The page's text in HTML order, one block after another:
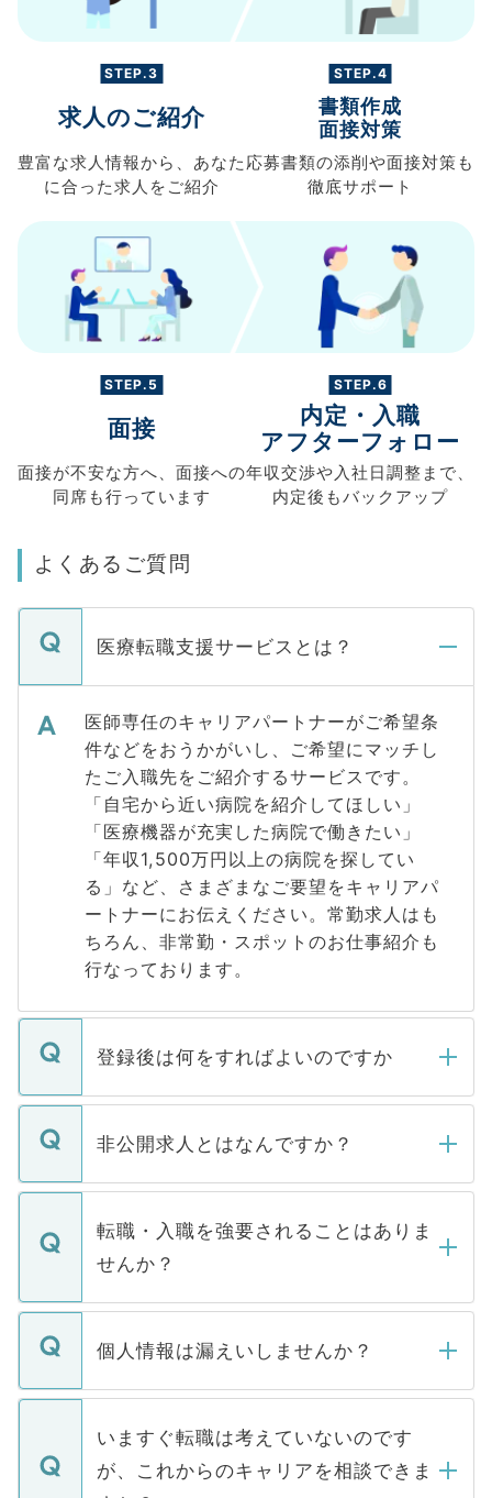
STEP.3
求人のご紹介
豊富な求人情報から、 あなた
に合った求人を ご紹介
STEP.4
書類作成
面接対策
応募書類の添削や面接対策も
徹底サポート
STEP.5
面接
面接が不安な方へ、 面接への
同席も行っています
STEP.6
内定・入職
アフターフォロー
年収交渉や入社日調整まで、
内定後もバックアップ
よくあるご質問
医療転職支援サービスとは？
医師専任のキャリアパートナーがご希望条
件などをおうかがいし、ご希望にマッチし
たご入職先をご紹介するサービスです。
「自宅から近い病院を紹介してほしい」
「医療機器が充実した病院で働きたい」
「年収1,500万円以上の病院を探してい
る」など、さまざまなご要望をキャリアパ
ートナーにお伝えください。常勤求人はも
ちろん、非常勤・スポットのお仕事紹介も
行なっております。
登録後は何をすればよいのですか
ご登録いただきましたら、弊社担当者がご
登録内容を確認し、その後メールもしくは
ます。通常、5営業日以内にはご連絡をせて
いただきますので、しばらくお待ちくださ
非公開求人とはなんですか？
マイナビDOCTORで取り扱っている求人の
うち約3割は、Webサイトからご覧いただ
けない「非公開求人」です。非公開求人は
下記の理由によって、一般には公開してい
ません。
■応募殺到を避けるため 人気のある医療機
関を公にしてしまうと、応募が殺到する場
に、医療機関が求める条件に合った人材の
みを人材紹介会社に依頼するケースが増え
転職・入職を強要されることはありま
せんか？
転職・入職を強要することは一切ありませ
ん。また、仮に応募先から内定をいただい
定を承諾する必要はありません。内定先へ
の辞退の連絡はキャリアパートナーが行い
個人情報は漏えいしませんか？
個人情報が漏えいすることはありませんの
で、ご安心ください。当サイトからの登録
などで収集したご登録者様の個人情報は、
ご本人のキャリアアップおよび転職活動の
いますぐ転職は考えていないのです
が、これからのキャリアを相談できま